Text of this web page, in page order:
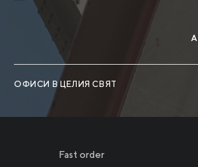
ОФИСИ В ЦЕЛИЯ СВЯТ
Fast order